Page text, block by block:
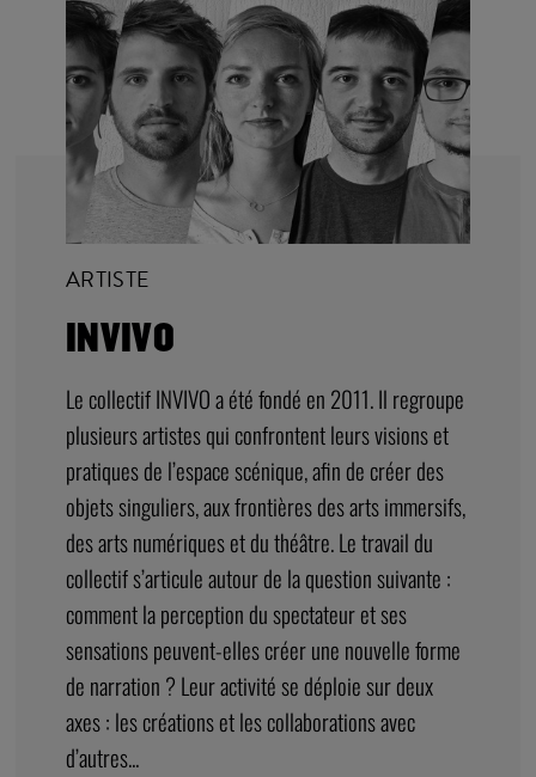
ARTISTE
INVIVO
Le collectif INVIVO a été fondé en 2011. Il regroupe
plusieurs artistes qui confrontent leurs visions et
pratiques de l’espace scénique, afin de créer des
objets singuliers, aux frontières des arts immersifs,
des arts numériques et du théâtre. Le travail du
collectif s’articule autour de la question suivante :
comment la perception du spectateur et ses
sensations peuvent-elles créer une nouvelle forme
de narration ? Leur activité se déploie sur deux
axes : les créations et les collaborations avec
d’autres...